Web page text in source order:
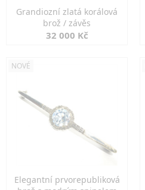
Grandiozní zlatá korálová
brož / závěs
32 000 Kč
NOVÉ
Elegantní prvorepubliková